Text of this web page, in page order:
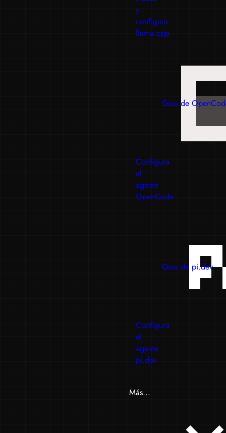
y
configura
llama.cpp
Guía de
Configura
el
agente
OpenCode
Guía de pi.dev
Configura
el
agente
pi.dev
Más...